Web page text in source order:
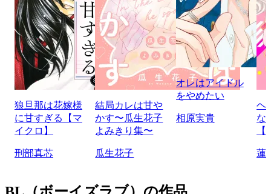
狼旦那は花嫁様
に甘すぎる【マ
イクロ】
刑部真芯
結局カレは甘や
かす〜瓜生花子
よみきり集〜
瓜生花子
オレはアイドル
をやめたい
相原実貴
ヘ
な
蓮